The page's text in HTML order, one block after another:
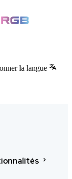
la langue